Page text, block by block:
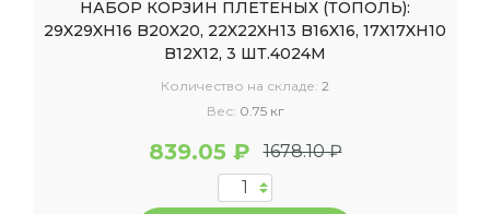
НАБОР КОРЗИН ПЛЕТЕНЫХ (ТОПОЛЬ):
29X29XH16 B20X20, 22X22XH13 B16X16, 17X17XH10
B12X12, 3 ШТ.4024М
Количество на складе: 2
Вес: 0.75 кг
839.05 ₽ 1678.10 ₽